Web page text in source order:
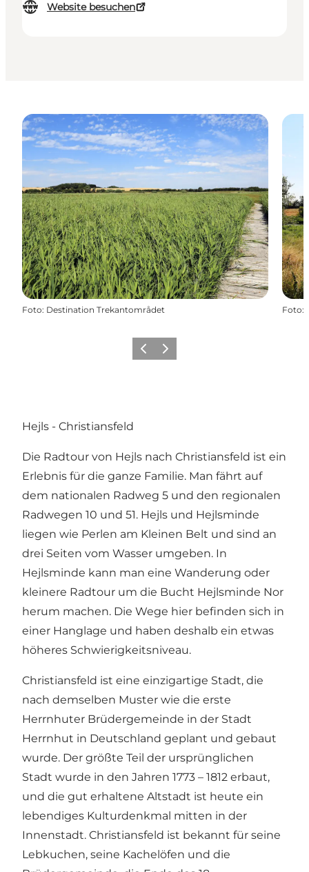
Website besuchen
Foto: Destination Trekantområdet Foto:
Vorherige Folie
Nächste Folie
Hejls - Christiansfeld
Die Radtour von Hejls nach Christiansfeld ist ein
Erlebnis für die ganze Familie. Man fährt auf
dem nationalen Radweg 5 und den regionalen
Radwegen 10 und 51. Hejls und Hejlsminde
liegen wie Perlen am Kleinen Belt und sind an
drei Seiten vom Wasser umgeben. In
Hejlsminde kann man eine Wanderung oder
kleinere Radtour um die Bucht Hejlsminde Nor
herum machen. Die Wege hier befinden sich in
einer Hanglage und haben deshalb ein etwas
höheres Schwierigkeitsniveau.
Christiansfeld ist eine einzigartige Stadt, die
nach demselben Muster wie die erste
Herrnhuter Brüdergemeinde in der Stadt
Herrnhut in Deutschland geplant und gebaut
wurde. Der größte Teil der ursprünglichen
Stadt wurde in den Jahren 1773 – 1812 erbaut,
und die gut erhaltene Altstadt ist heute ein
lebendiges Kulturdenkmal mitten in der
Innenstadt. Christiansfeld ist bekannt für seine
Lebkuchen, seine Kachelöfen und die